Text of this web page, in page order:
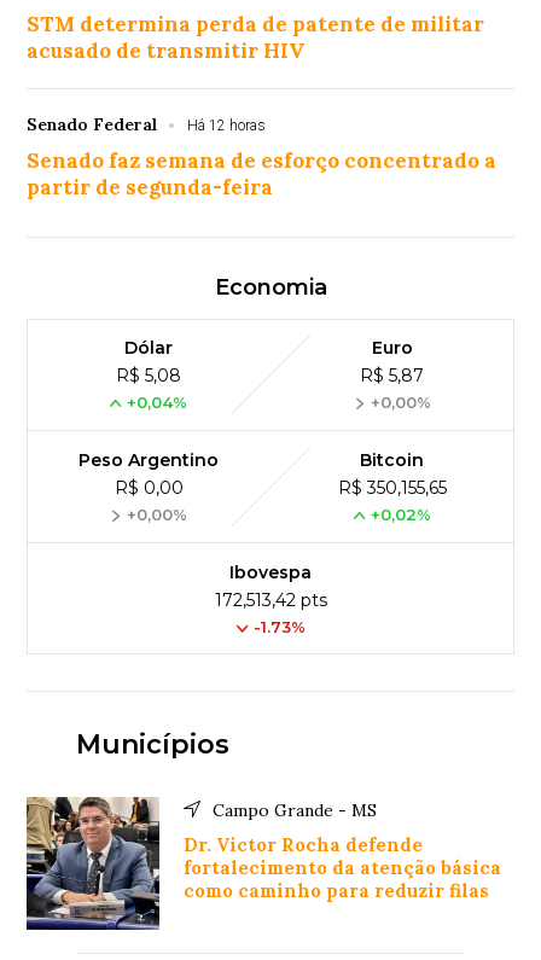
STM determina perda de patente de militar
acusado de transmitir HIV
Senado Federal Há 12 horas
Senado faz semana de esforço concentrado a
partir de segunda-feira
Economia
Dólar
R$ 5,08
+0,04%
Euro
R$ 5,87
+0,00%
Peso Argentino
R$ 0,00
+0,00%
Bitcoin
R$ 350,155,65
+0,02%
Ibovespa
172,513,42 pts
-1.73%
Municípios
Campo Grande - MS
Dr. Victor Rocha defende
fortalecimento da atenção básica
como caminho para reduzir filas